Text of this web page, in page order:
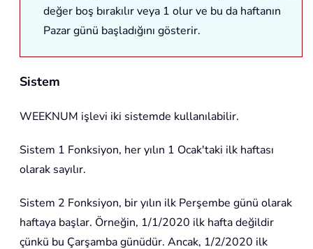
değer boş bırakılır veya 1 olur ve bu da haftanın
Pazar günü başladığını gösterir.
Sistem
WEEKNUM işlevi iki sistemde kullanılabilir.
Sistem 1 Fonksiyon, her yılın 1 Ocak'taki ilk haftası
olarak sayılır.
Sistem 2 Fonksiyon, bir yılın ilk Perşembe günü olarak
haftaya başlar. Örneğin, 1/1/2020 ilk hafta değildir
çünkü bu Çarşamba günüdür. Ancak, 1/2/2020 ilk